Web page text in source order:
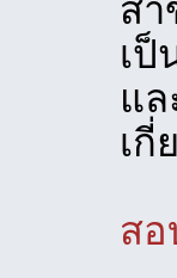
สา
เป็
แ
เกี่
ส